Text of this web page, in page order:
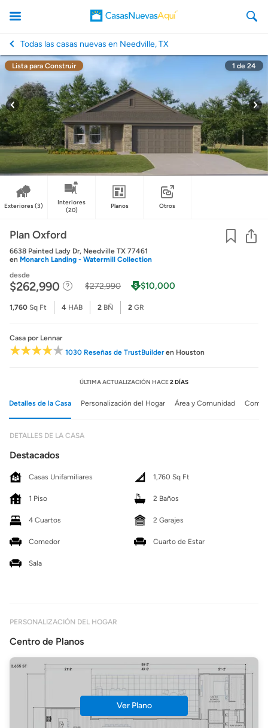
CasasNuevasAqui
Todas las casas nuevas en Needville, TX
Lista para Construir 1 de 24
Exteriores(3)
Interiores
(20)
Planos Otros
Plan Oxford
6638 Painted Lady Dr, Needville TX 77461
en Monarch Landing - Watermill Collection
desde
$262,990 $272,990 $10,000
1,760 Sq Ft 4 HAB 2 BÑ 2 GR
Casa por Lennar
1030 Reseñas de TrustBuilderen Houston
ÚLTIMA ACTUALIZACIÓN HACE2 DÍAS
Detalles de la Casa Personalización del Hogar Área y Comunidad
DETALLES DE LA CASA
Destacados
Casas Unifamiliares 1,760 Sq Ft
1 Piso 2 Baños
4 Cuartos 2 Garajes
Comedor Cuarto de Estar
Sala
PERSONALIZACIÓN DEL HOGAR
Centro de Planos
Ver Plano